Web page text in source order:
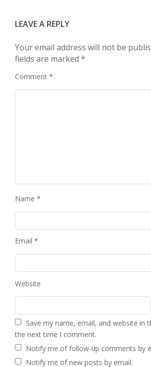
LEAVE A REPLY
Your email address will not be
fields are marked *
Comment *
Name *
Email *
Website
Save my name, email, and website in
the next time I comment.
Notify me of follow-up comments by
Notify me of new posts by email.